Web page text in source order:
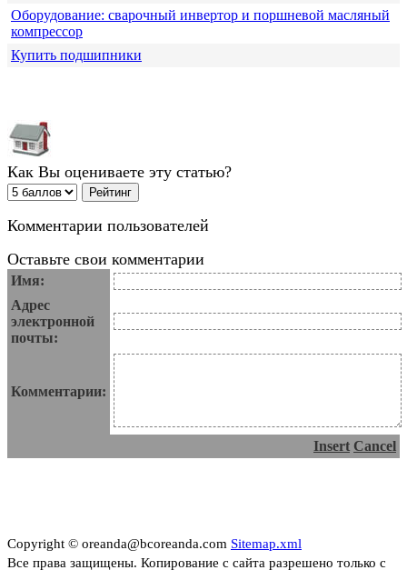
Оборудование: сварочный инвертор и поршневой масляный
компрессор
Купить подшипники
Как Вы оцениваете эту статью?
Комментарии пользователей
Оставьте свои комментарии
Имя:
Адрес
электронной
почты:
Комментарии:
Insert Cancel
Copyright © oreanda@bcoreanda.com Sitemap.xml
Все права защищены. Копирование с сайта разрешено только с